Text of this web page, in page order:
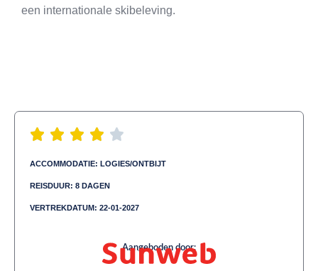
een internationale skibeleving.
ACCOMMODATIE: LOGIES/ONTBIJT
REISDUUR: 8 DAGEN
VERTREKDATUM: 22-01-2027
Aangeboden door: